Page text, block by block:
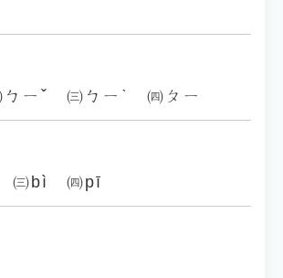
ㄧˇ ㈢ㄅㄧˋ ㈣ㄆㄧ
㈢bì ㈣pī